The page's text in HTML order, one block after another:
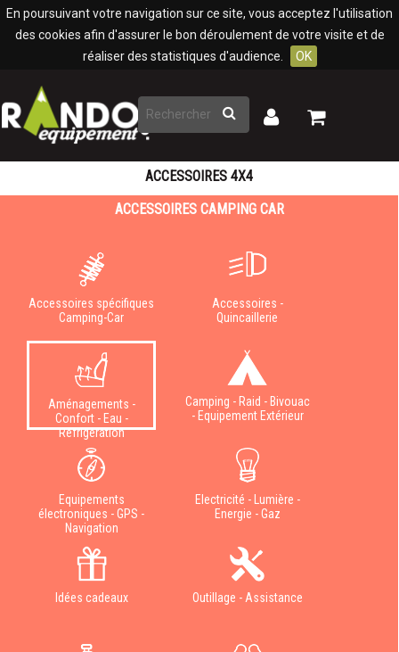
En poursuivant votre navigation sur ce site, vous acceptez l'utilisation
des cookies afin d'assurer le bon déroulement de votre visite et de
réaliser des statistiques d'audience.
OK
Rechercher
Mon
Mon
ACCESSOIRES 4X4
ACCESSOIRES CAMPING CAR
Accessoires spécifiques
Camping-Car
Accessoires -
Quincaillerie
Aménagements -
Confort - Eau -
Réfrigération
Camping - Raid - Bivouac
- Equipement Extérieur
Equipements
électroniques - GPS -
Navigation
Electricité - Lumière -
Energie - Gaz
Idées cadeaux Outillage - Assistance
Panneau de gestion des cookies